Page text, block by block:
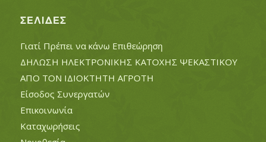
ΣΕΛΊΔΕΣ
Γιατί Πρέπει να κάνω Επιθεώρηση
ΔΗΛΩΣΗ ΗΛΕΚΤΡΟΝΙΚΗΣ ΚΑΤΟΧΗΣ ΨΕΚΑΣΤΙΚΟΥ
ΑΠΟ ΤΟΝ ΙΔΙΟΚΤΗΤΗ ΑΓΡΟΤΗ
Είσοδος Συνεργατών
Επικοινωνία
Καταχωρήσεις